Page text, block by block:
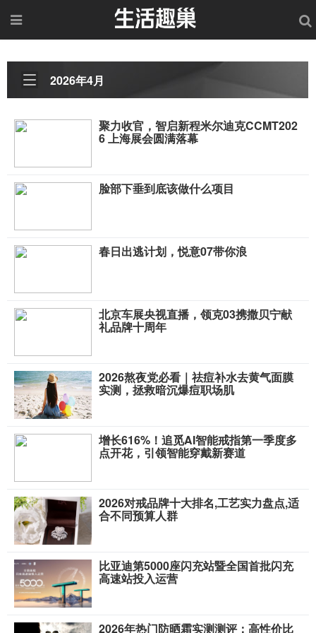
2026年4月
聚力收官，智启新程米尔迪克CCMT202
6 上海展会圆满落幕
脸部下垂到底该做什么项目
春日出逃计划，悦意07带你浪
北京车展央视直播，领克03携撒贝宁献
礼品牌十周年
2026熬夜党必看｜祛痘补水去黄气面膜
实测，拯救暗沉爆痘职场肌
增长616%！追觅AI智能戒指第一季度多
点开花，引领智能穿戴新赛道
​2026对戒品牌十大排名,工艺实力盘点,适
合不同预算人群
比亚迪第5000座闪充站暨全国首批闪充
高速站投入运营
2026年热门防晒霜实测测评：高性价比